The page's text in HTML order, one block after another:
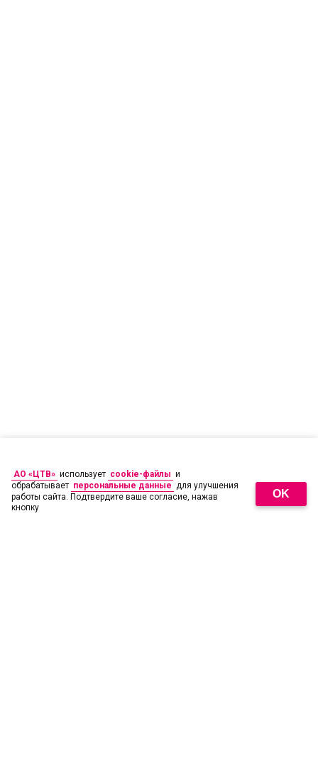
АО «ЦТВ» использует cookie-файлы и
обрабатывает персональные данные для улучшения
работы сайта. Подтвердите ваше согласие, нажав
кнопку
OK